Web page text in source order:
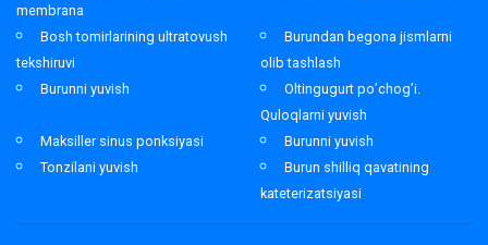
membrana
Bosh tomirlarining ultratovush
tekshiruvi
Burundan begona jismlarni
olib tashlash
Burunni yuvish
Oltingugurt po’chog’i.
Quloqlarni yuvish
Maksiller sinus ponksiyasi
Burunni yuvish
Tonzilani yuvish
Burun shilliq qavatining
kateterizatsiyasi